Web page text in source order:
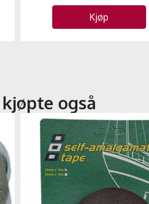
Kjøp
også